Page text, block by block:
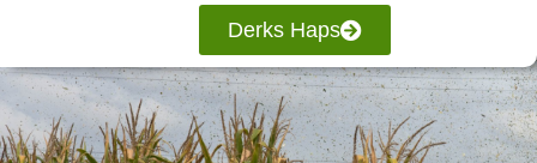
Derks Haps